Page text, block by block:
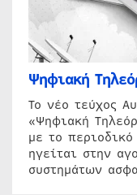
Ψηφιακή
Το νέο τεύχος
«Ψηφιακή
με το
ηγείται στην
συστημάτων